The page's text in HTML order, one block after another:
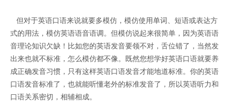
但对于英语口语来说就要多模仿，模仿使用单词、短语或表达方
式的用法，模仿英语语音语调。但模仿说起来很简单，因为英语语
音理论知识欠缺！比如您的英语发音要领不对，舌位错了，当然发
出来也就不标准，怎么模仿都不像。既然您想学好英语口语就要养
成正确发音习惯，只有这样英语口语发音才能地道标准。你的英语
口语发音标准了，也就能听懂老外的标准发音了，所以英语听力和
口语关系密切，相辅相成。